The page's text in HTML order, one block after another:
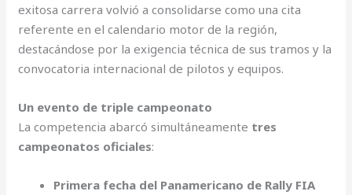
exitosa carrera volvió a consolidarse como una cita
referente en el calendario motor de la región,
destacándose por la exigencia técnica de sus tramos y la
convocatoria internacional de pilotos y equipos.
Un evento de triple campeonato
La competencia abarcó simultáneamente tres
campeonatos oficiales:
Primera fecha del Panamericano de Rally FIA